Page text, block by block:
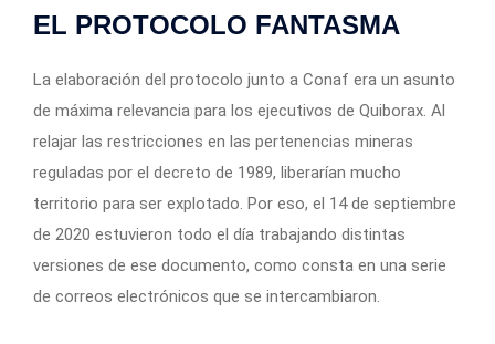
EL PROTOCOLO FANTASMA
La elaboración del protocolo junto a Conaf era un asunto
de máxima relevancia para los ejecutivos de Quiborax. Al
relajar las restricciones en las pertenencias mineras
reguladas por el decreto de 1989, liberarían mucho
territorio para ser explotado. Por eso, el 14 de septiembre
de 2020 estuvieron todo el día trabajando distintas
versiones de ese documento, como consta en una serie
de correos electrónicos que se intercambiaron.